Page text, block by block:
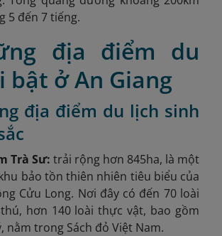
5 đến 7 tiếng.
địa điểm du
bật ở An Giang
địa điểm du lịch sinh
Trà Sư: trải rộng hơn 845ha, là một
bảo tồn thiên nhiên tiêu biểu của
Cửu Long. Nơi đây có đến 70 loài
hơn 140 loài thực vật, bao gồm
nằm trong Sách đỏ Việt Nam.